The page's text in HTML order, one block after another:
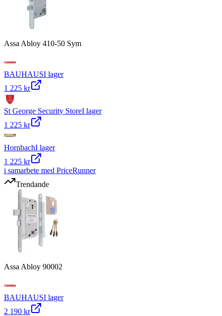
Assa Abloy 410-50 Sym
BAUHAUSI lager
1 225 kr
St George Security StoreI lager
1 225 kr
HornbachI lager
1 225 kr
i samarbete med PriceRunner
Trendande
Assa Abloy 90002
BAUHAUSI lager
2 190 kr